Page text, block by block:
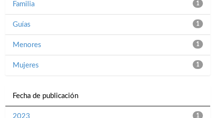
1
Familia
1
Guías
1
Menores
1
Mujeres
Fecha de publicación
1
2023